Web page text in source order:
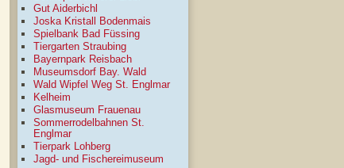
Gut Aiderbichl
Joska Kristall Bodenmais
Spielbank Bad Füssing
Tiergarten Straubing
Bayernpark Reisbach
Museumsdorf Bay. Wald
Wald Wipfel Weg St. Englmar
Kelheim
Glasmuseum Frauenau
Sommerrodelbahnen St.
Englmar
Tierpark Lohberg
Jagd- und Fischereimuseum